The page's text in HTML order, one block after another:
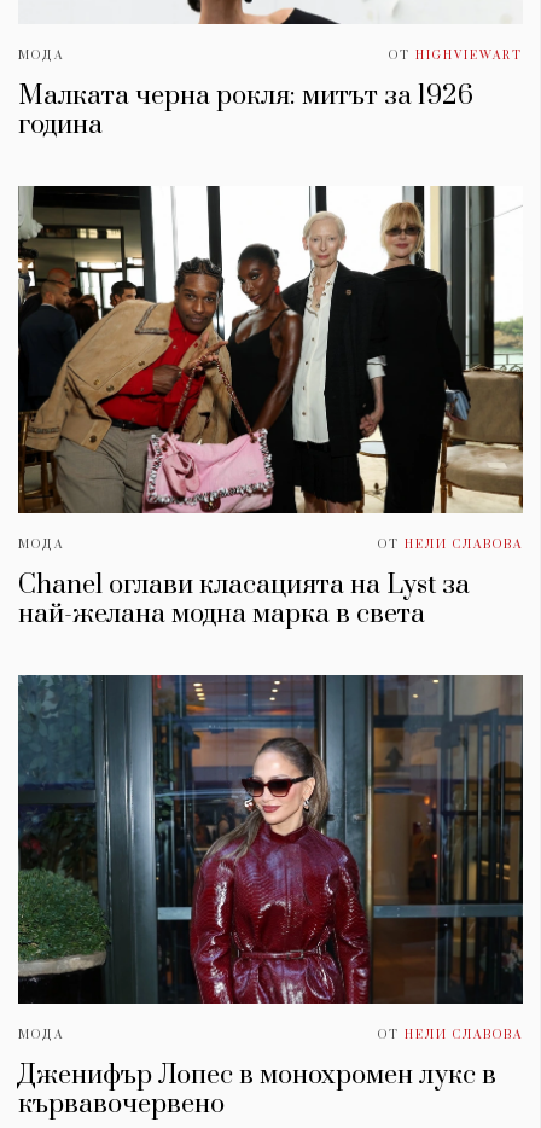
МОДА ОТ HIGHVIEWART
Малката черна рокля: митът за 1926
година
МОДА ОТ НЕЛИ СЛАВОВА
Chanel оглави класацията на Lyst за
най-желана модна марка в света
МОДА ОТ НЕЛИ СЛАВОВА
Дженифър Лопес в монохромен лукс в
кървавочервено